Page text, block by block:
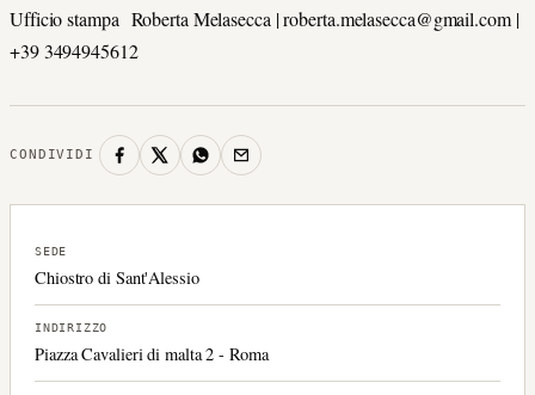
Ufficio stampa Roberta Melasecca | roberta.melasecca@gmail.com |
+39 3494945612
CONDIVIDI
SEDE
Chiostro di Sant'Alessio
INDIRIZZO
Piazza Cavalieri di malta 2 - Roma